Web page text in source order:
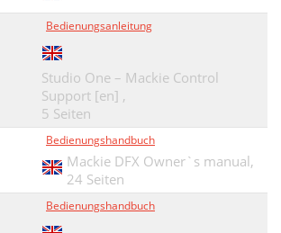
40
41
FireWire
42
43
45
F: Modiﬁcations
Bedienungsanleitung
Studio One – Mackie Control
Support [en] ,
5 Seiten
Bedienungshandbuch
Mackie DFX Owner`s manual,
24 Seiten
Bedienungshandbuch